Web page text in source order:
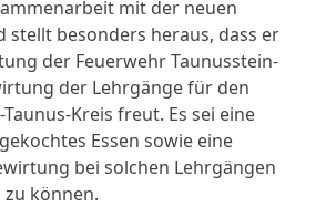
mit der neuen
besonders heraus, dass er
der Feuerwehr Taunusstein-
der Lehrgänge für den
Kreis freut. Es sei eine
Essen sowie eine
bei solchen Lehrgängen
können.